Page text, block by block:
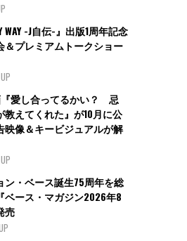
WAY -J自伝-』出版1周年記念
＆プレミアムトークショー
愛し合ってるかい？ 忌
教えてくれた』が10月に公
映像＆キービジュアルが解
ン・ベース誕生75周年を総
ベース・マガジン2026年8
売